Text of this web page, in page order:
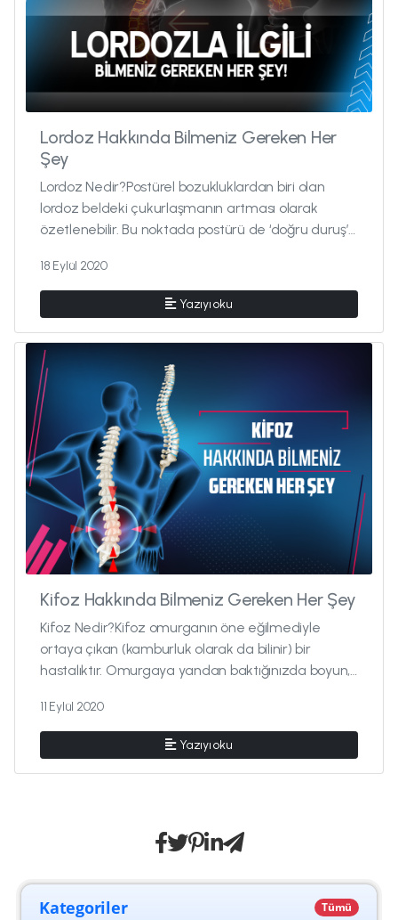
Kategoriler Tümü
Lordoz Hakkında Bilmeniz Gereken Her
Şey
Lordoz Nedir?Postürel bozukluklardan biri olan
lordoz beldeki çukurlaşmanın artması olarak
özetlenebilir. Bu noktada postürü de ‘doğru duruş’
18 Eylül 2020
Yazıyı oku
Kifoz Hakkında Bilmeniz Gereken Her Şey
Kifoz Nedir?Kifoz omurganın öne eğilmediyle
ortaya çıkan (kamburluk olarak da bilinir) bir
hastalıktır. Omurgaya yandan baktığınızda boyun,
11 Eylül 2020
Yazıyı oku